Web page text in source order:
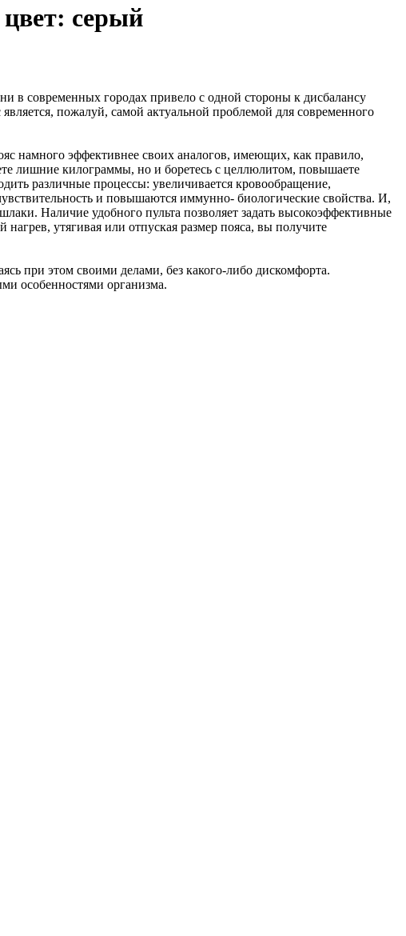
серый
в современных городах привело с одной стороны к дисбалансу
пожалуй, самой актуальной проблемой для современного
намного эффективнее своих аналогов, имеющих, как правило,
лишние килограммы, но и боретесь с целлюлитом, повышаете
различные процессы: увеличивается кровообращение,
и повышаются иммунно- биологические свойства. И,
Наличие удобного пульта позволяет задать высокоэффективные
утягивая или отпуская размер пояса, вы получите
при этом своими делами, без какого-либо дискомфорта.
особенностями организма.